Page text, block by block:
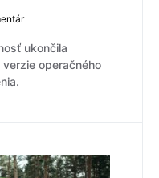
ukončila
operačného